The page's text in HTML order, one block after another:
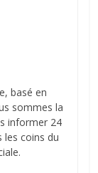
basé en
sommes la
informer 24
les coins du